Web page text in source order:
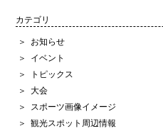
カテゴリ
お知らせ
イベント
トピックス
大会
スポーツ画像イメージ
観光スポット周辺情報